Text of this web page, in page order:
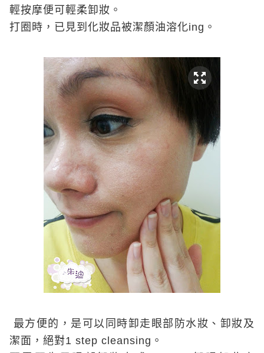
輕按摩便可輕柔卸妝。
打圈時，已見到化妝品被潔顏油溶化ing 。
最方便的，是可以同時卸走眼部防水妝、卸妝及
潔面，絕對1 step cleansing 。